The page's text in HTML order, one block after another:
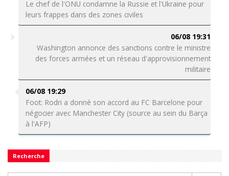
Le chef de l'ONU condamne la Russie et l'Ukraine pour
leurs frappes dans des zones civiles
06/08 19:31
Washington annonce des sanctions contre le ministre
des forces armées et un réseau d'approvisionnement
militaire
06/08 19:29
Foot: Rodri a donné son accord au FC Barcelone pour
négocier avec Manchester City (source au sein du Barça
à l'AFP)
Recherche